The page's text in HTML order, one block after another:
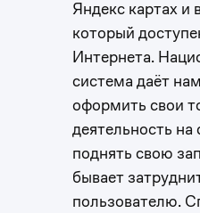
Яндекс картах и
который
Интернета.
система даёт
оформить свои
деятельность на
поднять свою
бывает
пользователю.